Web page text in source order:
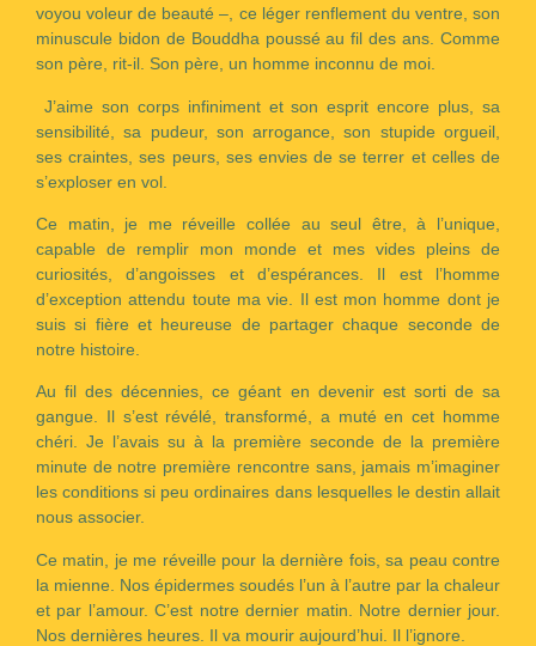
voyou voleur de beauté –, ce léger renflement du ventre, son
minuscule bidon de Bouddha poussé au fil des ans. Comme
son père, rit-il. Son père, un homme inconnu de moi.
J’aime son corps infiniment et son esprit encore plus, sa
sensibilité, sa pudeur, son arrogance, son stupide orgueil,
ses craintes, ses peurs, ses envies de se terrer et celles de
s’exploser en vol.
Ce matin, je me réveille collée au seul être, à l’unique,
capable de remplir mon monde et mes vides pleins de
curiosités, d’angoisses et d’espérances. Il est l’homme
d’exception attendu toute ma vie. Il est mon homme dont je
suis si fière et heureuse de partager chaque seconde de
notre histoire.
Au fil des décennies, ce géant en devenir est sorti de sa
gangue. Il s’est révélé, transformé, a muté en cet homme
chéri. Je l’avais su à la première seconde de la première
minute de notre première rencontre sans, jamais m’imaginer
les conditions si peu ordinaires dans lesquelles le destin allait
nous associer.
Ce matin, je me réveille pour la dernière fois, sa peau contre
la mienne. Nos épidermes soudés l’un à l’autre par la chaleur
et par l’amour. C’est notre dernier matin. Notre dernier jour.
Nos dernières heures. Il va mourir aujourd’hui. Il l’ignore.